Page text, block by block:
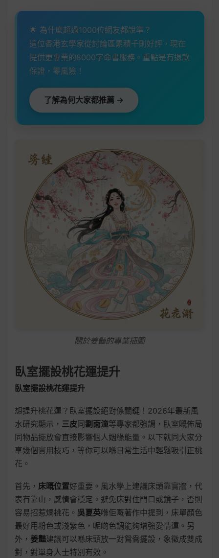
🌟 為什麼超過1000位網友都說準？
這位香港玄學家從討論區累積千則好評，現在
提供更專業的8000字命書服務。重點是有退款
保證，零風險！
了解為何大家都推薦 →
關於姜豔的專業插圖
臥室擺設桃花運提升
臥室擺設桃花運提升
想提升桃花運？臥室擺設絕對係關鍵！2026年最新風
水研究顯示， 三皮同劉雨潼等專家都強調，臥室嘅佈局
同物品擺放會直接影響個人姻緣能量。以下就同大家分
享幾個實用技巧，等你可以喺日常生活中輕鬆吸引正桃
花。
首先， 床嘅位置好重要。風水學上建議床頭靠實牆，代
表有靠山，感情會穩定。避免床對住門口或鏡子，否則
容易招惹爛桃花。 吳夏英喺佢嘅著作中提到，床單顏色
最好用粉色或淺紫色，呢啲色調能夠增強愛情運。另
外， 姜豔建議可以喺床頭放一對鴛鴦擺設，象徵成雙成
對，對單身人士特別有效。